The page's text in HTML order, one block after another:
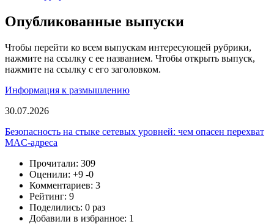
Опубликованные выпуски
Чтобы перейти ко всем выпускам интересующей рубрики,
нажмите на ссылку с ее названием. Чтобы открыть выпуск,
нажмите на ссылку с его заголовком.
Информация к размышлению
30.07.2026
Безопасность на стыке сетевых уровней: чем опасен перехват
MAC-адреса
Прочитали: 309
Оценили: +9 -0
Комментариев: 3
Рейтинг: 9
Поделились: 0 раз
Добавили в избранное: 1